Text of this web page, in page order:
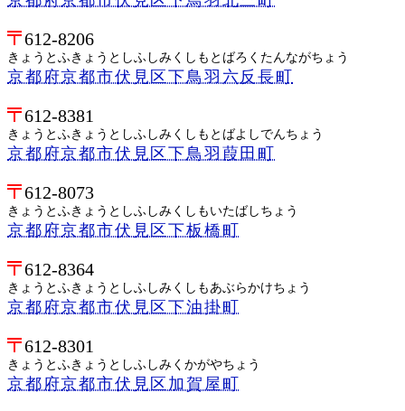
612-8206
きょうとふきょうとしふしみくしもとばろくたんながちょう
京都府京都市伏見区下鳥羽六反長町
612-8381
きょうとふきょうとしふしみくしもとばよしでんちょう
京都府京都市伏見区下鳥羽葭田町
612-8073
きょうとふきょうとしふしみくしもいたばしちょう
京都府京都市伏見区下板橋町
612-8364
きょうとふきょうとしふしみくしもあぶらかけちょう
京都府京都市伏見区下油掛町
612-8301
きょうとふきょうとしふしみくかがやちょう
京都府京都市伏見区加賀屋町